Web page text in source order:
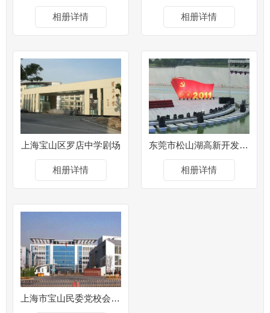
相册详情 相册详情
上海宝山区罗店中学剧场
相册详情
东莞市松山湖高新开发区露天剧场
相册详情
上海市宝山民委党校会议中心